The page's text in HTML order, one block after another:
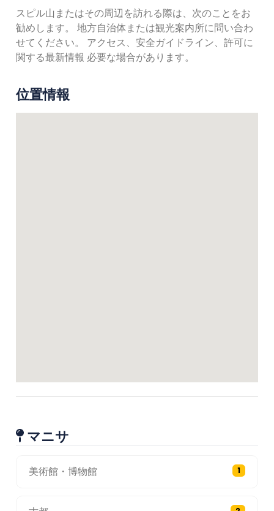
スピル山またはその周辺を訪れる際は、次のことをお
勧めします。 地方自治体または観光案内所に問い合わ
せてください。 アクセス、安全ガイドライン、許可に
関する最新情報 必要な場合があります。
位置情報
マニサ
美術館・博物館 1